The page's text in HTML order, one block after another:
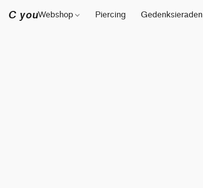
C youWebshop Piercing Gedenksieraden